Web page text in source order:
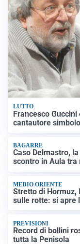
LUTTO
Francesco
cantautore
BAGARRE
Caso Delmastro,
scontro in Aula tra
MEDIO ORIENTE
Stretto di Hormuz,
sulle rotte: si apre
PREVISIONI
Record di bollini
tutta la Penisola